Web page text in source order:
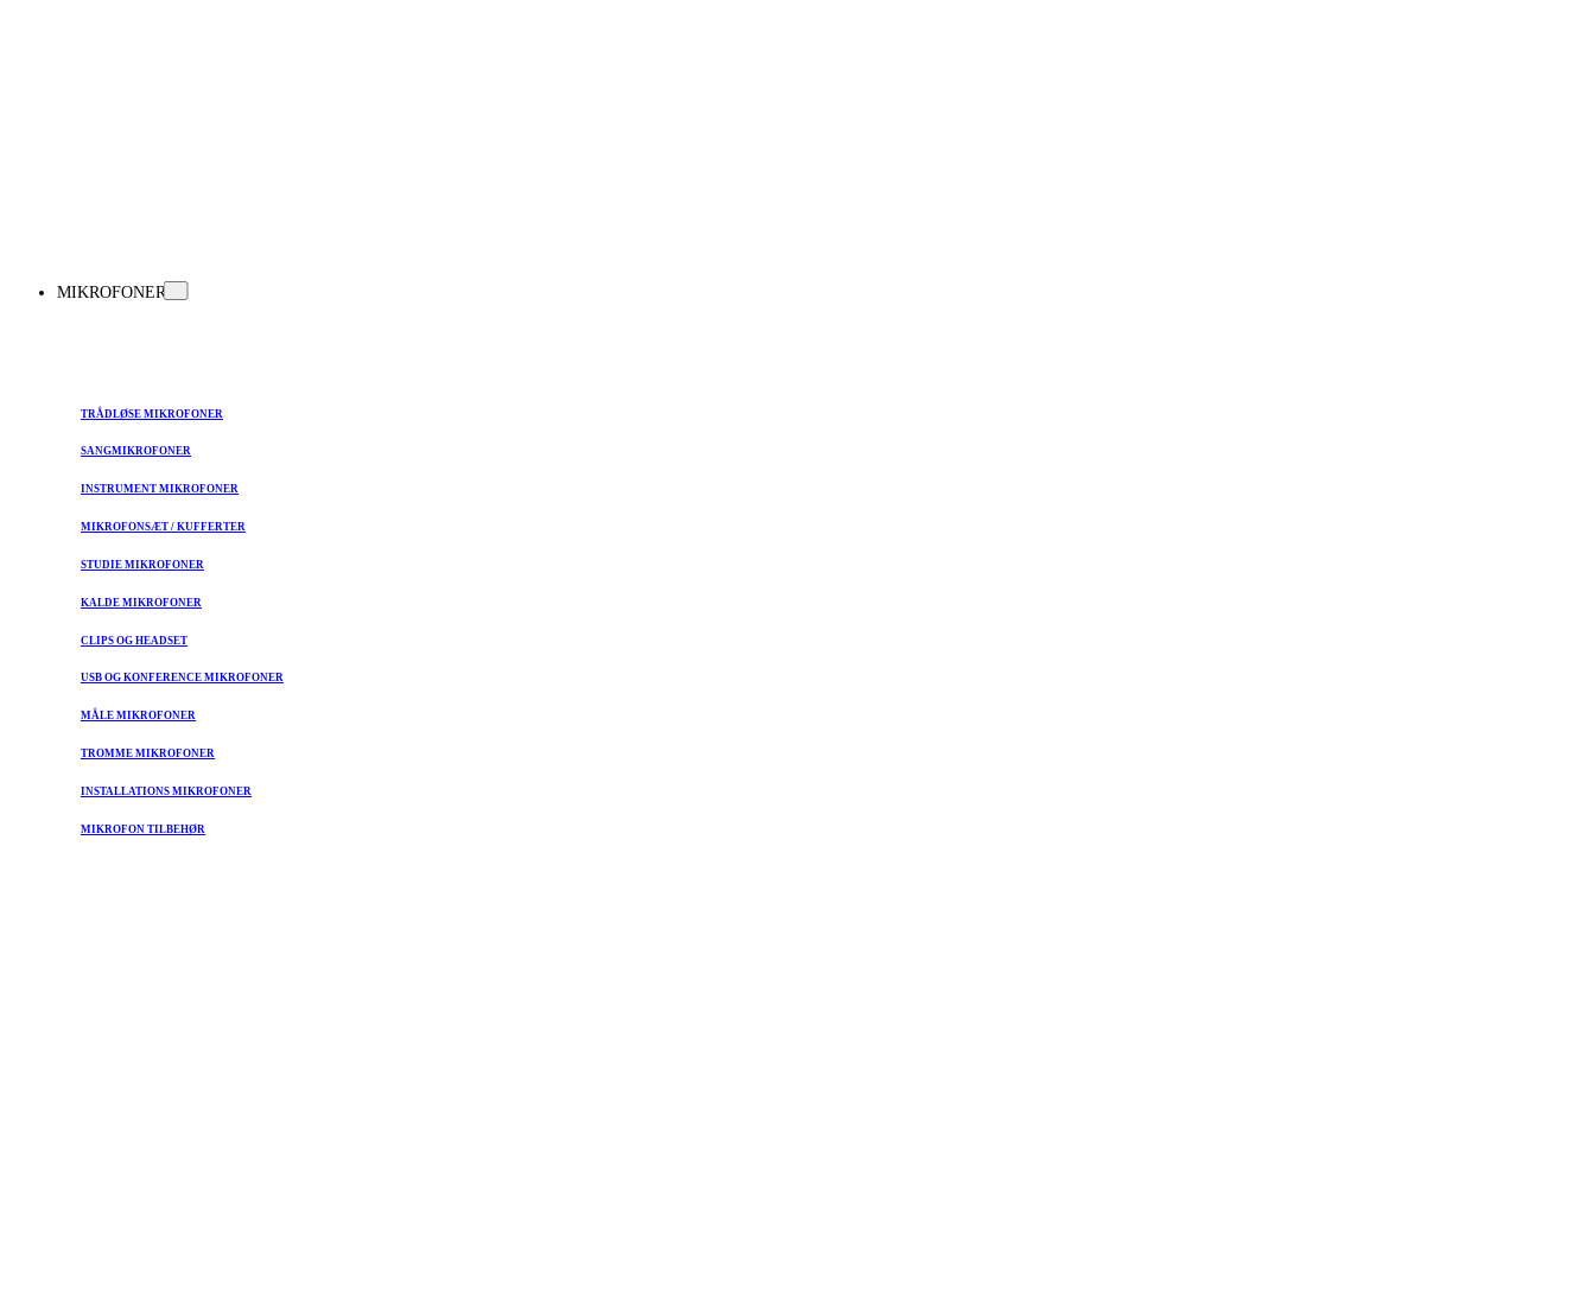
MIKROFONER
TRÅDLØSE MIKROFONER
SANGMIKROFONER
INSTRUMENT MIKROFONER
MIKROFONSÆT / KUFFERTER
STUDIE MIKROFONER
KALDE MIKROFONER
CLIPS OG HEADSET
USB OG KONFERENCE MIKROFONER
MÅLE MIKROFONER
TROMME MIKROFONER
INSTALLATIONS MIKROFONER
MIKROFON TILBEHØR